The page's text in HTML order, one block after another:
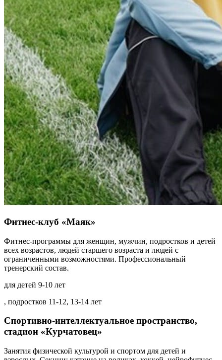
Фитнес-клуб «Маяк»
Фитнес-программы для женщин, мужчин, подростков и детей
всех возрастов, людей старшего возраста и людей с
ограниченными возможностями. Профессиональный
тренерский состав.
для детей 9-10 лет
, подростков 11-12, 13-14 лет
Спортивно-интеллектуальное пространство,
стадион «Курчатовец»
Занятия физической культурой и спортом для детей и